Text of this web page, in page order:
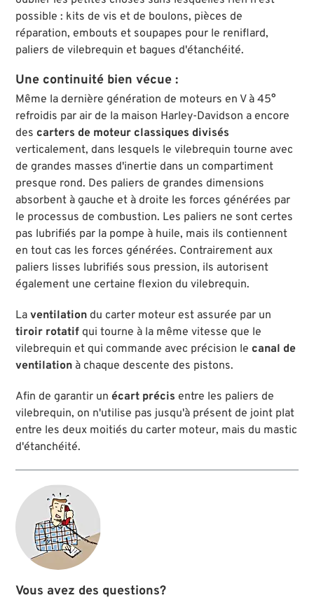
économisé et l’équipement fourni, il n’y a pas
d’alternative aux carters de S&S.
possible : kits de vis et de boulons, pièces de
réparation, embouts et soupapes pour le reniflard,
paliers de vilebrequin et bagues d'étanchéité.
Une continuité bien vécue :
Même la dernière génération de moteurs en V à 45°
refroidis par air de la maison Harley-Davidson a encore
descarters de moteur classiques divisés
verticalement, dans lesquels le vilebrequin tourne avec
de grandes masses d'inertie dans un compartiment
presque rond. Des paliers de grandes dimensions
absorbent à gauche et à droite les forces générées par
le processus de combustion. Les paliers ne sont certes
pas lubrifiés par la pompe à huile, mais ils contiennent
en tout cas les forces générées. Contrairement aux
paliers lisses lubrifiés sous pression, ils autorisent
également une certaine flexion du vilebrequin.
Laventilation du carter moteur est assurée par un
tiroir rotatif qui tourne à la même vitesse que le
vilebrequin et qui commande avec précision lecanal de
ventilation à chaque descente des pistons.
Afin de garantir unécart précis entre les paliers de
vilebrequin, on n'utilise pas jusqu'à présent de joint plat
entre les deux moitiés du carter moteur, mais du mastic
d'étanchéité.
Vous avez des questions?